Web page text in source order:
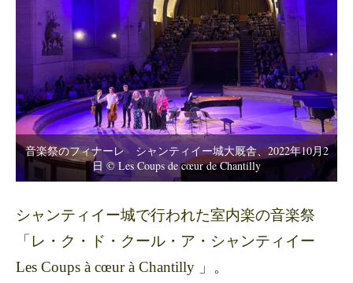
音楽祭のフィナーレ シャンティイー城大厩舎、2022年10月2
日 © Les Coups de cœur de Chantilly
シャンティイー城で行われた室内楽の音楽祭
「レ・ク・ド・クール・ア・シャンティイー
Les Coups à cœur à Chantilly 」。